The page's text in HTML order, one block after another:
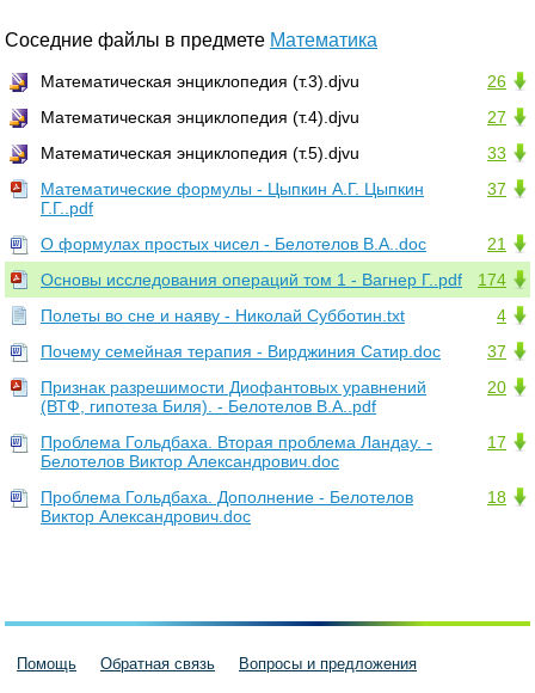
Соседние файлы в предмете Математика
26
Математическая энциклопедия (т.3).djvu
27
Математическая энциклопедия (т.4).djvu
33
Математическая энциклопедия (т.5).djvu
37
Математические формулы - Цыпкин А.Г. Цыпкин
Г.Г..pdf
21
О формулах простых чисел - Белотелов В.А..doc
174
Основы исследования операций том 1 - Вагнер Г..pdf
4
Полеты во сне и наяву - Hиколай Субботин.txt
37
Почему семейная терапия - Вирджиния Сатир.doc
20
Признак разрешимости Диофантовых уравнений
(ВТФ, гипотеза Биля). - Белотелов В.А..pdf
17
Проблема Гольдбаха. Вторая проблема Ландау. -
Белотелов Виктор Александрович.doc
18
Проблема Гольдбаха. Дополнение - Белотелов
Виктор Александрович.doc
Помощь Обратная связь Вопросы и предложения